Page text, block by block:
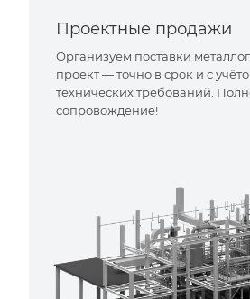
Проектные продажи
Организуем поставки
проект — точно в срок и с
технических требований.
сопровождение!